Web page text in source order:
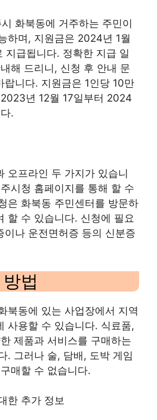
화북동에 거주하는 주민이
하며, 지원금은 2024년 1월
지급됩니다. 정확한 지급 일
해 드리니, 신청 후 안내 문
랍니다. 지원금은 1인당 10만
년 12월 17일부터 2024
.
오프라인 두 가지가 있습니
시청 홈페이지를 통해 할 수
은 화북동 주민센터를 방문하
할 수 있습니다. 신청에 필요
이나 운전면허증 등의 신분증
법
북동에 있는 사업장에서 지역
사용할 수 있습니다. 식료품,
제품과 서비스를 구매하는
. 그러나 술, 담배, 도박 게임
매할 수 없습니다.
한 추가 정보